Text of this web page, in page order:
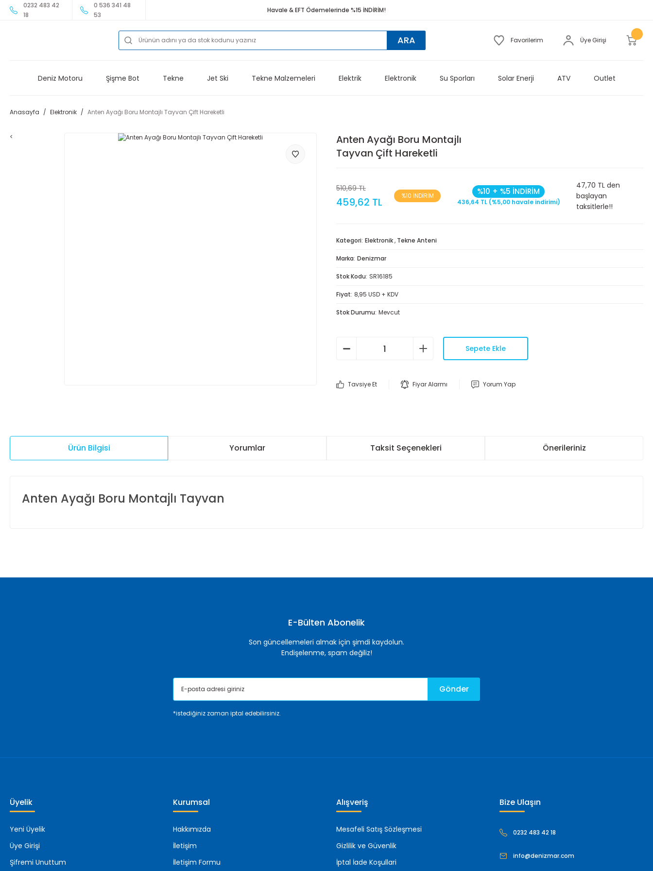
0232 483 42
18
0 536 341 48
53
Havale & EFT Ödemelerinde %15 İNDİRİM!
ARA Favorilerim Üye Girişi
Deniz Motoru Şişme Bot Tekne Jet Ski Tekne Malzemeleri Elektrik Elektronik Su Sporları Solar Enerji ATV Outlet
Anasayfa Elektronik Anten Ayağı Boru Montajlı Tayvan Çift Hareketli
<
Anten Ayağı Boru Montajlı
Tayvan Çift Hareketli
510,69 TL
459,62 TL %10 İNDİRİM %10 + %5 İNDİRİM
436,64 TL (%5,00 havale indirimi)
47,70 TL den
başlayan
taksitlerle!!
Kategori Elektronik, Tekne Anteni
Marka Denizmar
Stok Kodu SR16185
Fiyat 8,95 USD + KDV
Stok Durumu Mevcut
Sepete Ekle
Tavsiye Et Fiyar Alarmı Yorum Yap
Ürün Bilgisi Yorumlar Taksit Seçenekleri Önerileriniz
Anten Ayağı Boru Montajlı Tayvan
E-Bülten Abonelik
Son güncellemeleri almak için şimdi kaydolun.
Endişelenme, spam değiliz!
Gönder
*istediğiniz zaman iptal edebilirsiniz.
Üyelik
Yeni Üyelik
Üye Girişi
Şifremi Unuttum
Kurumsal
Hakkımızda
İletişim
İletişim Formu
Alışveriş
Mesafeli Satış Sözleşmesi
Gizlilik ve Güvenlik
İptal İade Koşullari
Bize Ulaşın
0232 483 42 18
info@denizmar.com